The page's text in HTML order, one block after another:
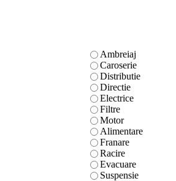
Ambreiaj
Caroserie
Distributie
Directie
Electrice
Filtre
Motor
Alimentare
Franare
Racire
Evacuare
Suspensie